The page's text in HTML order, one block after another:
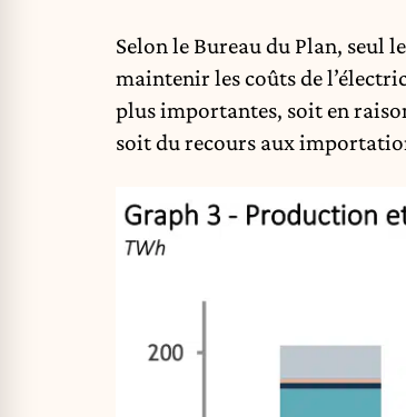
Selon le Bureau du Plan, seul
maintenir les coûts de
plus importantes, soit en
soit du recours aux